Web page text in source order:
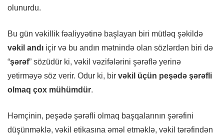
olunurdu.
Bu gün vəkillik fəaliyyətinə başlayan biri mütləq şəkildə
vəkil andı içir və bu andın mətnində olan sözlərdən biri də
“şərəf” sözüdür ki, vəkil vəzifələrini şərəflə yerinə
yetirməyə söz verir. Odur ki, bir vəkil üçün peşədə şərəfli
olmaq çox mühümdür.
Həmçinin, peşədə şərəfli olmaq başqalarının şərəfini
düşünməklə, vəkil etikasına əməl etməklə, vəkil tərəfindən